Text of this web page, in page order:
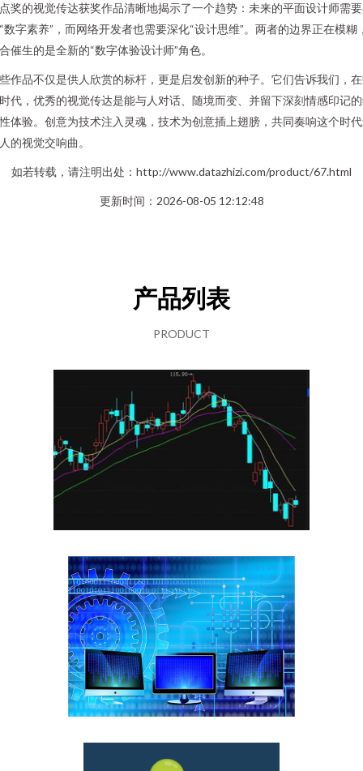
奖的视觉传达获奖作品清晰地揭示了一个趋势：未来的平面设计师需
数字素养”，而网络开发者也需要深化“设计思维”。两者的边界正在模糊
催生的是全新的“数字体验设计师”角色。
作品不仅是供人欣赏的标杆，更是启发创新的种子。它们告诉我们，
代，优秀的视觉传达是能与人对话、随境而变、并留下深刻情感印记
体验。创意为技术注入灵魂，技术为创意插上翅膀，共同奏响这个时
的视觉交响曲。
如若转载，请注明出处：http://www.datazhizi.com/product/67.html
更新时间：2026-08-05 12:12:48
产品列表
PRODUCT